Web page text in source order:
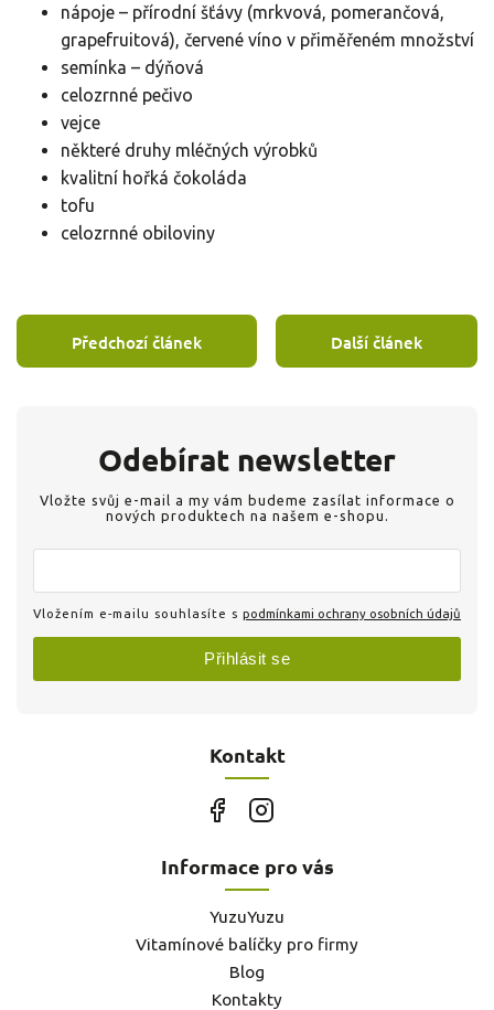
nápoje – přírodní šťávy (mrkvová, pomerančová,
grapefruitová), červené víno v přiměřeném množství
semínka – dýňová
celozrnné pečivo
vejce
některé druhy mléčných výrobků
kvalitní hořká čokoláda
tofu
celozrnné obiloviny
Předchozí článek Další článek
Kontakt
Odebírat newsletter
Vložte svůj e-mail a my vám budeme zasílat informace o
nových produktech na našem e-shopu.
Vložením e-mailu souhlasíte s podmínkami ochrany osobních údajů
Přihlásit se
Informace pro vás
YuzuYuzu
Vitamínové balíčky pro firmy
Blog
Kontakty